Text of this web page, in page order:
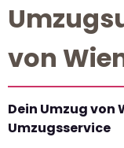
von
Dein Umzug von
Umzugsservice